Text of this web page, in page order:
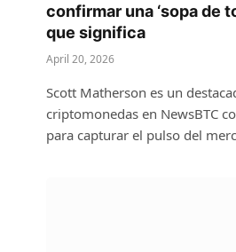
confirmar una ‘sopa de
que significa
April 20, 2026
Scott Matherson es un
criptomonedas en NewsBTC
para capturar el pulso del